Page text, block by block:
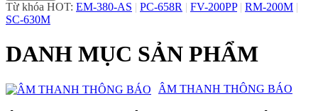
Từ khóa HOT: EM-380-AS | PC-658R | FV-200PP | RM-200M |
SC-630M
DANH MỤC SẢN PHẨM
​ÂM THANH THÔNG BÁO